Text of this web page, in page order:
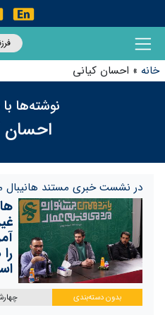
خانه » احسان کیانی
نوشته‌ها
احسان
در نشست خبری مستند
بدون دسته‌بندی چهارشنبه 12 دی